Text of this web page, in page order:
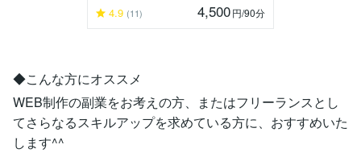
4.9 (11) 4,500円/90分
◆こんな方にオススメ
WEB制作の副業をお考えの方、またはフリーランスとし
てさらなるスキルアップを求めている方に、おすすめいた
します^^